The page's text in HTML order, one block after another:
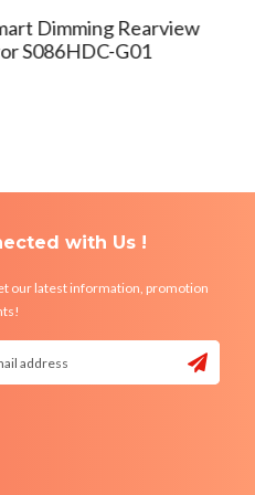
Dimming Rearview
S086HDC-G01
with Us !
our latest information, promotion